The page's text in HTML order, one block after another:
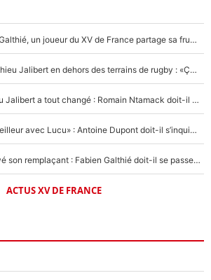
Mis de côté par Fabien Galthié, un joueur du XV de France partage sa frustration : «ils ne me l’ont pas dit tout de suite»
La raison d'être de Matthieu Jalibert en dehors des terrains de rugby : «Ça m'atteint autant que si tu touches à un membre de ma famille»
XV de France - Matthieu Jalibert a tout changé : Romain Ntamack doit-il s’inquiéter pour sa place à un an de la Coupe du monde ?
«Le XV de France est meilleur avec Lucu» : Antoine Dupont doit-il s’inquiéter pour sa place ?
Le XV de France a trouvé son remplaçant : Fabien Galthié doit-il se passer d'Antoine Dupont ?
ACTUS XV DE FRANCE